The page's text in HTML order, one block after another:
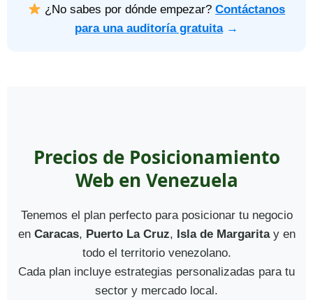
¿No sabes por dónde empezar?Contáctanos
para una auditoría gratuita→
Precios de Posicionamiento
Web en Venezuela
Tenemos el plan perfecto para posicionar tu negocio
en Caracas, Puerto La Cruz, Isla de Margaritay en
todo el territorio venezolano.
Cada plan incluye estrategias personalizadas para tu
sector y mercado local.